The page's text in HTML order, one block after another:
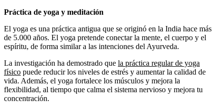
Práctica de yoga y meditación
El yoga es una práctica antigua que se originó en la India hace más
de 5.000 años. El yoga pretende conectar la mente, el cuerpo y el
espíritu, de forma similar a las intenciones del Ayurveda.
La investigación ha demostrado que la práctica regular de yoga
físico puede reducir los niveles de estrés y aumentar la calidad de
vida. Además, el yoga fortalece los músculos y mejora la
flexibilidad, al tiempo que calma el sistema nervioso y mejora tu
concentración.